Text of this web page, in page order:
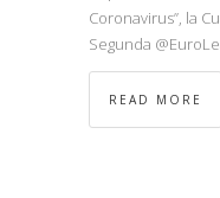
Coronavirus”, la
Segunda
READ MORE